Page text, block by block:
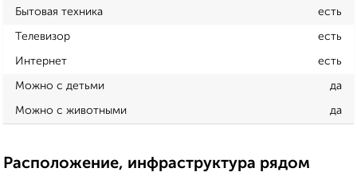
Бытовая техника есть
Телевизор есть
Интернет есть
Можно с детьми да
Можно с животными да
Расположение, инфраструктура рядом